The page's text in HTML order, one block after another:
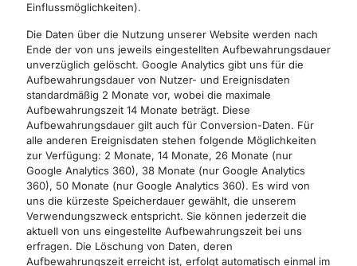
Einflussmöglichkeiten).
Die Daten über die Nutzung unserer Website werden nach
Ende der von uns jeweils eingestellten Aufbewahrungsdauer
unverzüglich gelöscht. Google Analytics gibt uns für die
Aufbewahrungsdauer von Nutzer- und Ereignisdaten
standardmäßig 2 Monate vor, wobei die maximale
Aufbewahrungszeit 14 Monate beträgt. Diese
Aufbewahrungsdauer gilt auch für Conversion-Daten. Für
alle anderen Ereignisdaten stehen folgende Möglichkeiten
zur Verfügung: 2 Monate, 14 Monate, 26 Monate (nur
Google Analytics 360), 38 Monate (nur Google Analytics
360), 50 Monate (nur Google Analytics 360). Es wird von
uns die kürzeste Speicherdauer gewählt, die unserem
Verwendungszweck entspricht. Sie können jederzeit die
aktuell von uns eingestellte Aufbewahrungszeit bei uns
erfragen. Die Löschung von Daten, deren
Aufbewahrungszeit erreicht ist, erfolgt automatisch einmal im